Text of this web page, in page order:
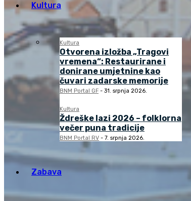
Kultura
Kultura
Otvorena izložba „Tragovi
vremena“: Restaurirane i
donirane umjetnine kao
čuvari zadarske memorije
BNM Portal GF - 31. srpnja 2026.
Kultura
Ždreške lazi 2026 – folklorna
večer puna tradicije
BNM Portal RV - 7. srpnja 2026.
Zabava